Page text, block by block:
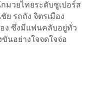
มวยไทยระดับซูเปอร์ส
ย รถถัง จิตรเมือง
ง ซึ่งมีแฟนคลับอยู่ทั่ว
นอย่างใจจดใจจ่อ